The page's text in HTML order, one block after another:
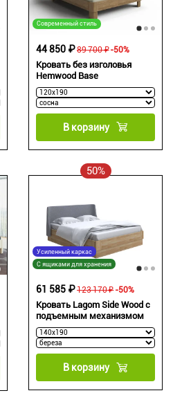
Современный стиль
Кровать без изголовья
Hemwood Base
89 700 ₽
44 850 ₽ -50%
В корзину
50%
Усиленный каркас
С ящиками для хранения
Кровать Lagom Side Wood с
подъемным механизмом
123 170 ₽
61 585 ₽ -50%
В корзину